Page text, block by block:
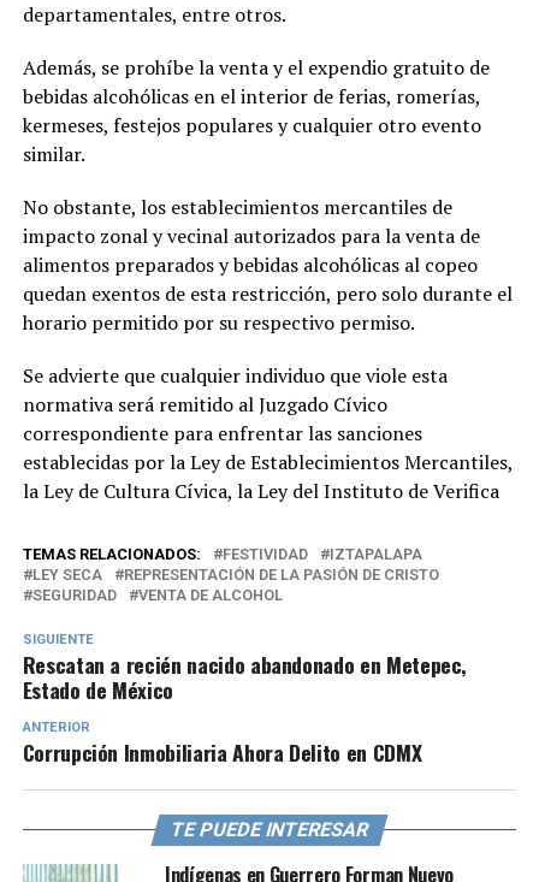
departamentales, entre otros.
Además, se prohíbe la venta y el expendio gratuito de
bebidas alcohólicas en el interior de ferias, romerías,
kermeses, festejos populares y cualquier otro evento
similar.
No obstante, los establecimientos mercantiles de
impacto zonal y vecinal autorizados para la venta de
alimentos preparados y bebidas alcohólicas al copeo
quedan exentos de esta restricción, pero solo durante el
horario permitido por su respectivo permiso.
Se advierte que cualquier individuo que viole esta
normativa será remitido al Juzgado Cívico
correspondiente para enfrentar las sanciones
establecidas por la Ley de Establecimientos Mercantiles,
la Ley de Cultura Cívica, la Ley del Instituto de Verifica
TEMAS RELACIONADOS: FESTIVIDAD
IZTAPALAPA
LEY SECA
REPRESENTACIÓN DE LA PASIÓN DE CRISTO
SEGURIDAD
VENTA DE ALCOHOL
SIGUIENTE
Rescatan a recién nacido abandonado en Metepec,
Estado de México
ANTERIOR
Corrupción Inmobiliaria Ahora Delito en CDMX
TE PUEDE INTERESAR
Indígenas en Guerrero Forman Nuevo